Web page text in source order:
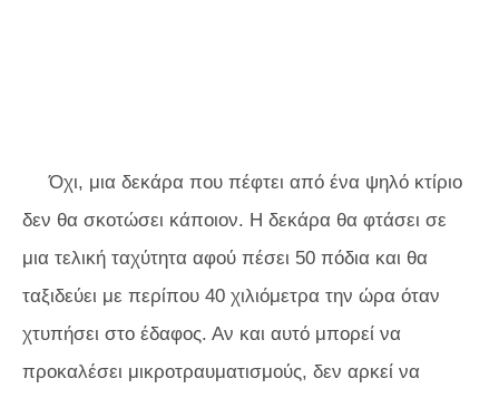
Όχι, μια δεκάρα που πέφτει από ένα ψηλό κτίριο
δεν θα σκοτώσει κάποιον. Η δεκάρα θα φτάσει σε
μια τελική ταχύτητα αφού πέσει 50 πόδια και θα
ταξιδεύει με περίπου 40 χιλιόμετρα την ώρα όταν
χτυπήσει στο έδαφος. Αν και αυτό μπορεί να
προκαλέσει μικροτραυματισμούς, δεν αρκεί να